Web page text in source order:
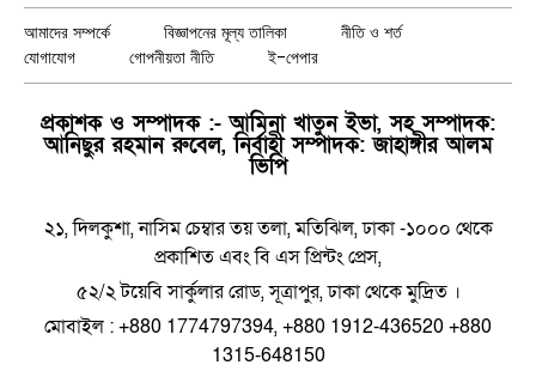
আমাদের সম্পর্কে বিজ্ঞাপনের মূল্য তালিকা
নীতি ও শর্ত
যোগাযোগ
গোপনীয়তা নীতি ই-পেপার
প্রকাশক ও সম্পাদক :- আমিনা খাতুন ইভা, সহ সম্পাদক:
আনিছুর রহমান রুবেল, নির্বাহী সম্পাদক: জাহাঙ্গীর আলম
ভিপি
২১, দিলকুশা, নাসিম চেম্বার তয় তলা, মতিঝিল, ঢাকা -১০০০ থেকে
প্রকাশিত এবং বি এস প্রিন্টং প্রেস,
৫২/২ টয়েবি সার্কুলার রোড, সূত্রাপুর, ঢাকা থেকে মুদ্রিত ।
মোবাইল : +880 1774797394, +880 1912-436520 +880
1315-648150